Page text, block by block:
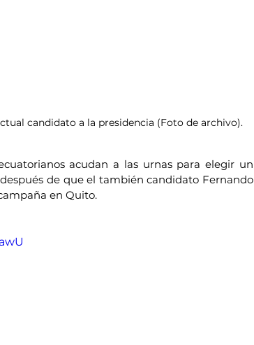
candidato a la presidencia (Foto de archivo).
acudan a las urnas para elegir un
de que el también candidato Fernando
en Quito.